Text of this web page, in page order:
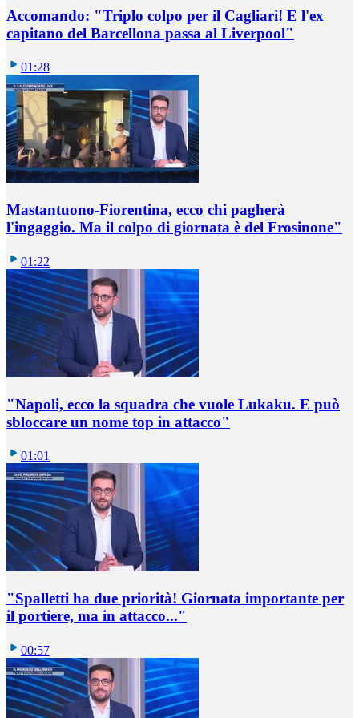
Accomando: "Triplo colpo per il Cagliari! E l'ex
capitano del Barcellona passa al Liverpool"
01:28
Mastantuono-Fiorentina, ecco chi pagherà
l'ingaggio. Ma il colpo di giornata è del Frosinone"
01:22
"Napoli, ecco la squadra che vuole Lukaku. E può
sbloccare un nome top in attacco"
01:01
"Spalletti ha due priorità! Giornata importante per
il portiere, ma in attacco..."
00:57